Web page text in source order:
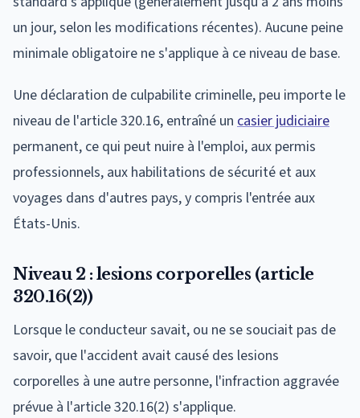
un jour, selon les modifications récentes). Aucune peine
minimale obligatoire ne s'applique à ce niveau de base.
Une déclaration de culpabilite criminelle, peu importe le
niveau de l'article 320.16, entraîné un casier judiciaire
permanent, ce qui peut nuire à l'emploi, aux permis
professionnels, aux habilitations de sécurité et aux
voyages dans d'autres pays, y compris l'entrée aux
États-Unis.
Niveau 2 : lesions corporelles (article
320.16(2))
Lorsque le conducteur savait, ou ne se souciait pas de
savoir, que l'accident avait causé des lesions
corporelles à une autre personne, l'infraction aggravée
prévue à l'article 320.16(2) s'applique.